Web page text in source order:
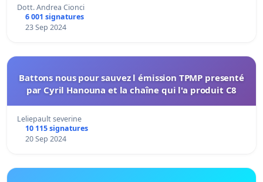
Dott. Andrea Cionci
6 001 signatures
23 Sep 2024
Battons nous pour sauvez l émission TPMP presenté
par Cyril Hanouna et la chaîne qui l'a produit C8
Leliepault severine
10 115 signatures
20 Sep 2024